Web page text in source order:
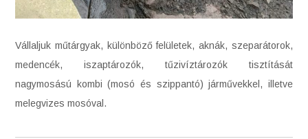
Vállaljuk műtárgyak, különböző felületek, aknák, szeparátorok,
medencék, iszaptározók, tűzivíztározók tisztítását
nagymosású kombi (mosó és szippantó) járművekkel, illetve
melegvizes mosóval.